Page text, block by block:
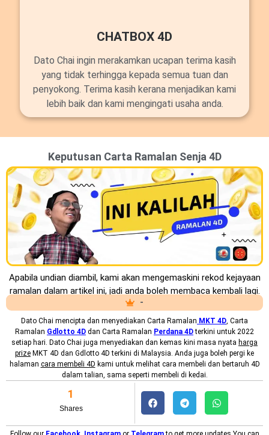
CHATBOX 4D
Dato Chai ingin merakamkan ucapan terima kasih
yang tidak terhingga kepada semua tuan dan
penyokong. Terima kasih kerana menjadikan kami
lebih baik dan kami mengingati usaha anda.
Keputusan Carta Ramalan Senja 4D
Apabila undian diambil, kami akan mengemaskini rekod kejayaan
ramalan dalam artikel ini, jadi anda boleh membaca kembali lagi.
-
Dato Chai mencipta dan menyediakan Carta Ramalan MKT 4D , Carta
Ramalan Gdlotto 4D dan Carta Ramalan Perdana 4Dterkini untuk 2022
setiap hari. Dato Chai juga menyediakan dan kemas kini masa nyata harga
prize MKT 4D dan Gdlotto 4D terkini di Malaysia. Anda juga boleh pergi ke
halaman cara membeli 4D kami untuk melihat cara membeli dan bertaruh 4D
dalam talian, sama seperti membeli di kedai.
Shares
1